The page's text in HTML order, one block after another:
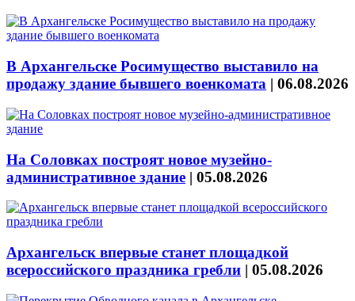
В Архангельске Росимущество выставило на
продажу здание бывшего военкомата | 06.08.2026
На Соловках построят новое музейно-
административное здание | 05.08.2026
Архангельск впервые станет площадкой
всероссийского праздника гребли | 05.08.2026